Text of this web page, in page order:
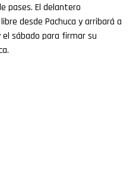
pases. El delantero
desde Pachuca y arribará a
sábado para firmar su